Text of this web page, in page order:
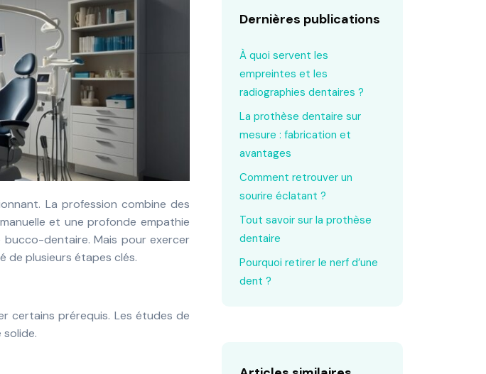
et une profonde empathie
dentaire. Mais pour exercer
de plusieurs étapes clés.
certains prérequis. Les études de
Dernières publications
À quoi servent les
empreintes et les
radiographies dentaires ?
La prothèse dentaire sur
mesure : fabrication et
avantages
Comment retrouver un
sourire éclatant ?
Tout savoir sur la prothèse
dentaire
Pourquoi retirer le nerf d’une
dent ?